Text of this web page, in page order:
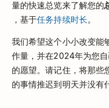
量的快速总览来了解您的
，基于任务持续时长。
我们希望这个小小改变能
作量，并在2024年为您
的愿望。请记住，将那些
的事情推迟到明天并没有